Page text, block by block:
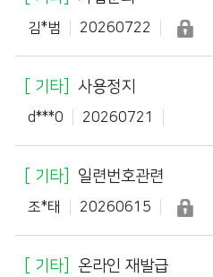
김*범 20260722
기타 사용정지
d***0 20260721
기타 일련번호관련
조*태 20260615
기타 온라인 재발급